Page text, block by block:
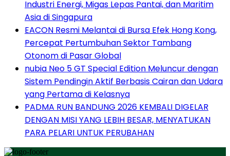
Industri Energi, Migas Lepas Pantai, dan Maritim
Asia di Singapura
EACON Resmi Melantai di Bursa Efek Hong Kong,
Percepat Pertumbuhan Sektor Tambang
Otonom di Pasar Global
nubia Neo 5 GT Special Edition Meluncur dengan
Sistem Pendingin Aktif Berbasis Cairan dan Udara
yang Pertama di Kelasnya
PADMA RUN BANDUNG 2026 KEMBALI DIGELAR
DENGAN MISI YANG LEBIH BESAR, MENYATUKAN
PARA PELARI UNTUK PERUBAHAN